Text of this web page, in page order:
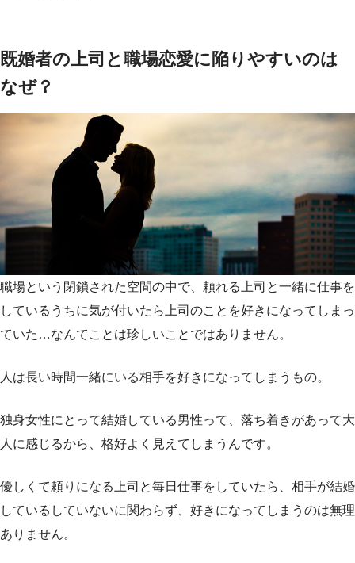
既婚者の上司と職場恋愛に陥りやすいのは
なぜ？
職場という閉鎖された空間の中で、頼れる上司と一緒に仕事を
しているうちに気が付いたら上司のことを好きになってしまっ
ていた…なんてことは珍しいことではありません。
人は長い時間一緒にいる相手を好きになってしまうもの。
独身女性にとって結婚している男性って、落ち着きがあって大
人に感じるから、格好よく見えてしまうんです。
優しくて頼りになる上司と毎日仕事をしていたら、相手が結婚
しているしていないに関わらず、好きになってしまうのは無理
ありません。